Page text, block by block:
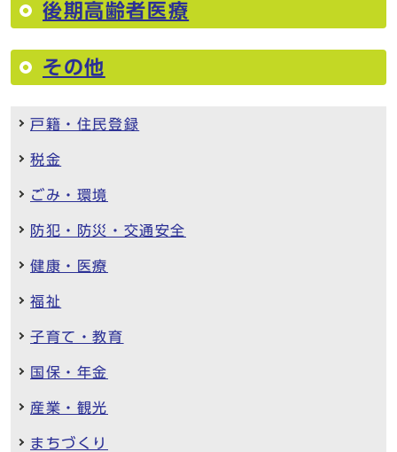
後期高齢者医療
その他
戸籍・住民登録
税金
ごみ・環境
防犯・防災・交通安全
健康・医療
福祉
子育て・教育
国保・年金
産業・観光
まちづくり